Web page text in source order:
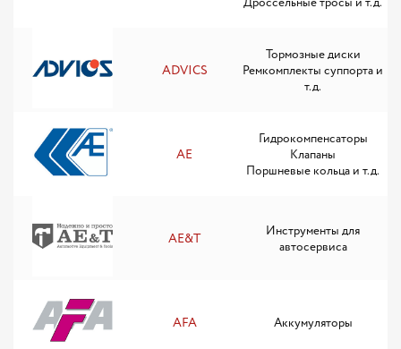
Дроссельные тросы и т.д.
ADVICS
Тормозные диски
Ремкомплекты суппорта и
т.д.
AE
Гидрокомпенсаторы
Клапаны
Поршневые кольца и т.д.
AE&T
Инструменты для
автосервиса
AFA Аккумуляторы